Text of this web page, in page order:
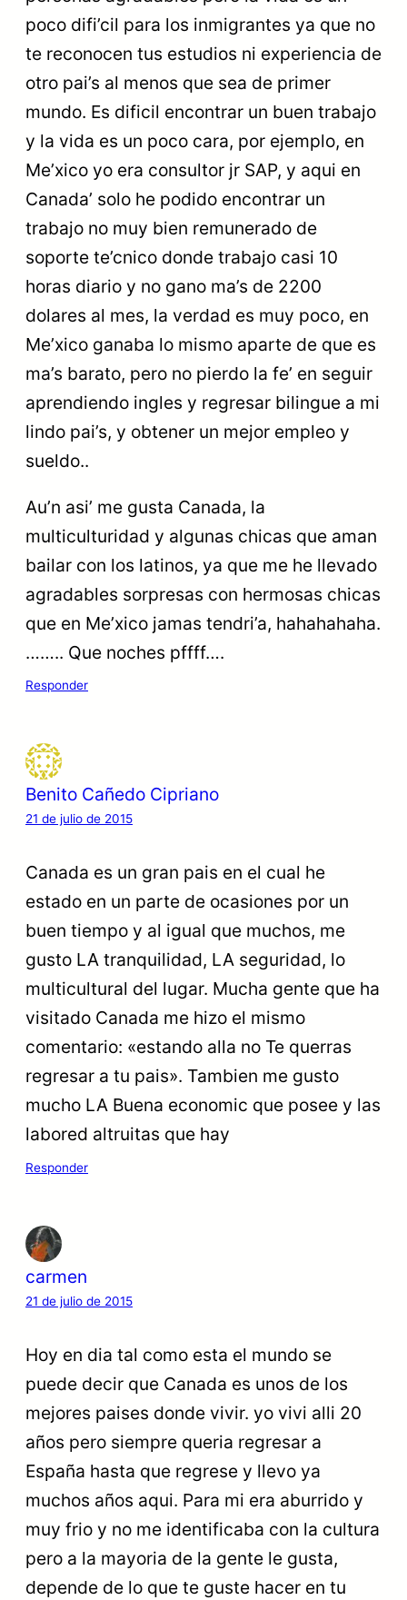
poco difi’cil para los inmigrantes ya que no
te reconocen tus estudios ni experiencia de
otro pai’s al menos que sea de primer
mundo. Es dificil encontrar un buen trabajo
y la vida es un poco cara, por ejemplo, en
Me’xico yo era consultor jr SAP, y aqui en
Canada’ solo he podido encontrar un
trabajo no muy bien remunerado de
soporte te’cnico donde trabajo casi 10
horas diario y no gano ma’s de 2200
dolares al mes, la verdad es muy poco, en
Me’xico ganaba lo mismo aparte de que es
ma’s barato, pero no pierdo la fe’ en seguir
aprendiendo ingles y regresar bilingue a mi
lindo pai’s, y obtener un mejor empleo y
sueldo..
Au’n asi’ me gusta Canada, la
multiculturidad y algunas chicas que aman
bailar con los latinos, ya que me he llevado
agradables sorpresas con hermosas chicas
que en Me’xico jamas tendri’a, hahahahaha.
…….. Que noches pffff….
Responder
Benito Cañedo Cipriano
21 de julio de 2015
Canada es un gran pais en el cual he
estado en un parte de ocasiones por un
buen tiempo y al igual que muchos, me
gusto LA tranquilidad, LA seguridad, lo
multicultural del lugar. Mucha gente que ha
visitado Canada me hizo el mismo
comentario: «estando alla no Te querras
regresar a tu pais». Tambien me gusto
mucho LA Buena economic que posee y las
labored altruitas que hay
Responder
carmen
21 de julio de 2015
Hoy en dia tal como esta el mundo se
puede decir que Canada es unos de los
mejores paises donde vivir. yo vivi alli 20
años pero siempre queria regresar a
España hasta que regrese y llevo ya
muchos años aqui. Para mi era aburrido y
muy frio y no me identificaba con la cultura
pero a la mayoria de la gente le gusta,
depende de lo que te guste hacer en tu